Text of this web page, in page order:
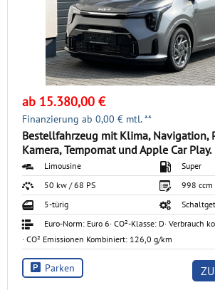
ab 15.380,00 €
Finanzierung ab 0,00 € mtl. **
Bestellfahrzeug mit Klima, Navigation,
Kamera, Tempomat und Apple Car Play.
Limousine
Super
50 kw / 68 PS
998 ccm
5-türig
Euro-Norm: Euro 6· CO²-Klasse: D· Verbrauch
· CO² Emissionen Kombiniert: 126,0 g/km
Parken